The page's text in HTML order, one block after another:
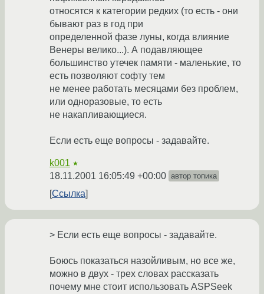
относятся к категории редких (то есть - они
бывают раз в год при
определенной фазе луны, когда влияние
Венеры велико...). А подавляющее
большинство утечек памяти - маленькие, то
есть позволяют софту тем
не менее работать месяцами без проблем,
или одноразовые, то есть
не накапливающиеся.
Если есть еще вопросы - задавайте.
k001 ★
18.11.2001 16:05:49 +00:00 автор топика
Ссылка
> Если есть еще вопросы - задавайте.
Боюсь показаться назойливым, но все же,
можно в двух - трех словах рассказать
почему мне стоит использовать ASPSeek